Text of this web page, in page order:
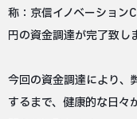
称：京信イノベーション
円の資金調達が完了致し
今回の資金調達により、
するまで、健康的な日々